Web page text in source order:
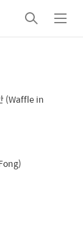
검
색
메
뉴
(Waffle in